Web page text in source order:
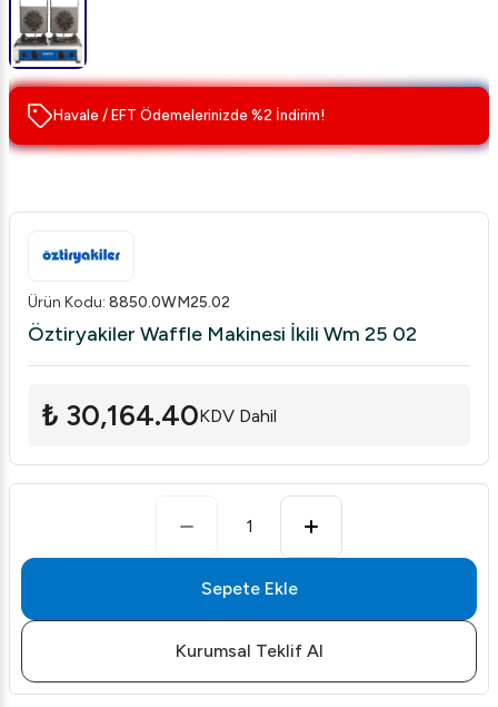
Havale / EFT Ödemelerinizde %2 İndirim!
Ürün Kodu: 8850.0WM25.02
Öztiryakiler Waffle Makinesi İkili Wm 25 02
₺ 30,164.40KDV Dahil
1
Sepete Ekle
Kurumsal Teklif Al